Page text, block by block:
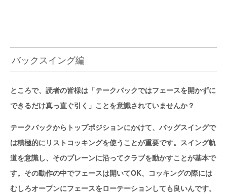
バックスイング編
ところで、読者の皆様は「テークバックではフェースを開かずに
できるだけ真っ直ぐ引く」ことを意識されていませんか？
テークバックからトップポジションにかけて、バッグスイングで
は積極的にリストコッキングを使うことが重要です。スイング軌
道を意識し、そのプレーンに沿ってクラブを動かすことが基本で
す。その動作の中でフェースは開いてOK、コッキングの際には
むしろオープンにフェースをローテーションしても良いんです。